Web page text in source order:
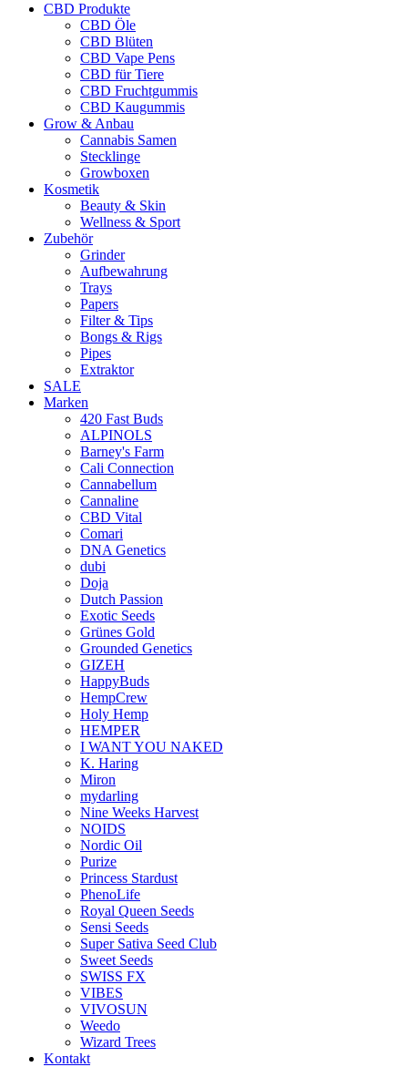
CBD Produkte
CBD Öle
CBD Blüten
CBD Vape Pens
CBD für Tiere
CBD Fruchtgummis
CBD Kaugummis
Grow & Anbau
Cannabis Samen
Stecklinge
Growboxen
Kosmetik
Beauty & Skin
Wellness & Sport
Zubehör
Grinder
Aufbewahrung
Trays
Papers
Filter & Tips
Bongs & Rigs
Pipes
Extraktor
SALE
Marken
420 Fast Buds
ALPINOLS
Barney's Farm
Cali Connection
Cannabellum
Cannaline
CBD Vital
Comari
DNA Genetics
dubi
Doja
Dutch Passion
Exotic Seeds
Grünes Gold
Grounded Genetics
GIZEH
HappyBuds
HempCrew
Holy Hemp
HEMPER
I WANT YOU NAKED
K. Haring
Miron
mydarling
Nine Weeks Harvest
NOIDS
Nordic Oil
Purize
Princess Stardust
PhenoLife
Royal Queen Seeds
Sensi Seeds
Super Sativa Seed Club
Sweet Seeds
SWISS FX
VIBES
VIVOSUN
Weedo
Wizard Trees
Kontakt